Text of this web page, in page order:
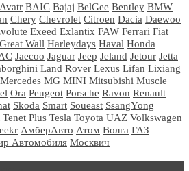
Avatr BAIC Bajaj BelGee Bentley BMW
Chery Chevrolet Citroen Dacia Daewoo
Exeed Exlantix FAW Ferrari Fiat
Great Wall Harleydays Haval Honda
Jaecoo Jaguar Jeep Jeland Jetour Jetta
Land Rover Lexus Lifan Lixiang
Mercedes MG MINI Mitsubishi Muscle
Ora Peugeot Porsche Ravon Renault
Skoda Smart Soueast SsangYong
Tenet Plus Tesla Toyota UAZ Volkswagen
АмберАвто Атом Волга ГАЗ
Автомобиля Москвич